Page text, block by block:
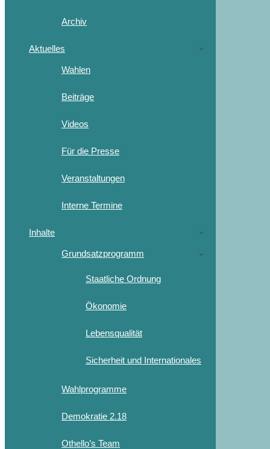
Archiv
Aktuelles
Wahlen
Beiträge
Videos
Für die Presse
Veranstaltungen
Interne Termine
Inhalte
Grundsatzprogramm
Staatliche Ordnung
Ökonomie
Lebensqualität
Sicherheit und Internationales
Wahlprogramme
Demokratie 2.18
Othello’s Team